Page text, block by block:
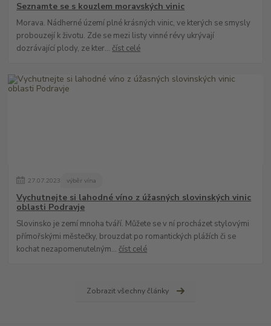
Seznamte se s kouzlem moravských vinic
Morava. Nádherné území plné krásných vinic, ve kterých se smysly
probouzejí k životu. Zde se mezi listy vinné révy ukrývají
dozrávající plody, ze kter... číst celé
27.07.2023 výběr vína
Vychutnejte si lahodné víno z úžasných slovinských vinic
oblasti Podravje
Slovinsko je zemí mnoha tváří. Můžete se v ní procházet stylovými
přímořskými městečky, brouzdat po romantických plážích či se
kochat nezapomenutelným... číst celé
Zobrazit všechny články